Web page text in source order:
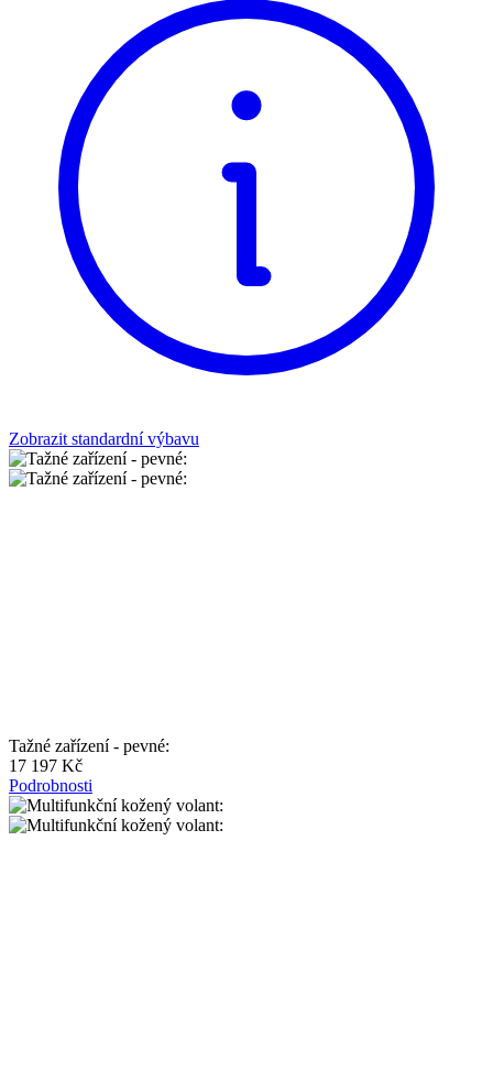
Zobrazit standardní výbavu
Tažné zařízení - pevné:
17 197 Kč
Podrobnosti